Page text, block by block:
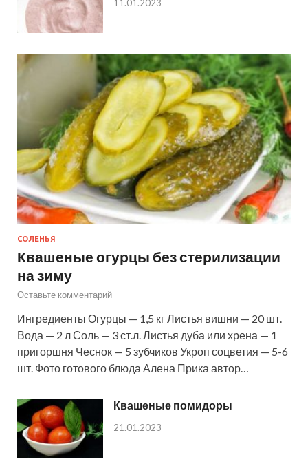
11.01.2023
СОЛЕНЬЯ
Квашеные огурцы без стерилизации
на зиму
Оставьте комментарий
Ингредиенты Огурцы — 1,5 кг Листья вишни — 20 шт.
Вода — 2 л Соль — 3 ст.л. Листья дуба или хрена — 1
пригоршня Чеснок — 5 зубчиков Укроп соцветия — 5-6
шт. Фото готового блюда Алена Прика автор…
Квашеные помидоры
21.01.2023